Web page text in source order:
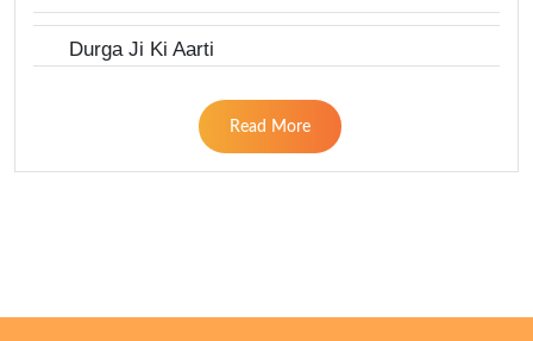
Durga Ji Ki Aarti
Read More